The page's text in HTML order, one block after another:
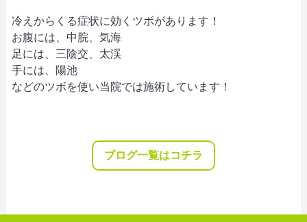
冷えからくる症状に効くツボがあります！
お腹には、中脘、気海
足には、三陰交、太渓
手には、陽池
などのツボを使い当院では施術しています！
ブログ一覧はコチラ